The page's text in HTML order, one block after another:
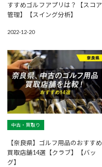
すすめゴルフアプリは？【スコア
管理】【スイング分析】
2022-12-20
中古・買取り
【奈良県】ゴルフ用品のおすすめ
買取店舗14選【クラブ】【バッ
グ】